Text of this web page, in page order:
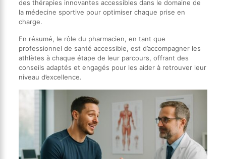
des thérapies innovantes accessibles dans le domaine de
la médecine sportive pour optimiser chaque prise en
charge.
En résumé, le rôle du pharmacien, en tant que
professionnel de santé accessible, est d’accompagner les
athlètes à chaque étape de leur parcours, offrant des
conseils adaptés et engagés pour les aider à retrouver leur
niveau d’excellence.